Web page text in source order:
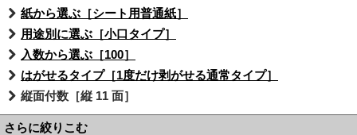
紙から選ぶ［シート用普通紙］
用途別に選ぶ［小口タイプ］
入数から選ぶ［100］
はがせるタイプ［1度だけ剥がせる通常タイプ］
縦面付数［縦 11 面］
さらに絞りこむ